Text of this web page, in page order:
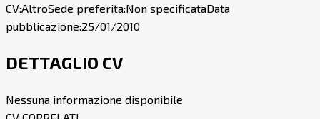
CV:AltroSede preferita:Non specificataData
pubblicazione:25/01/2010
DETTAGLIO CV
Nessuna informazione disponibile